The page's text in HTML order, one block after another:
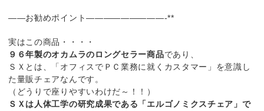
——お勧めポイント—————————-**
実はこの商品・・・・
９６年製のオカムラのロングセラー商品であり、
ＳＸとは、「オフィスでＰＣ業務に就くカスタマー」を意識し
た量販チェアなんです。
（どうりで座りやすいわけだ～！！）
ＳＸは人体工学の研究成果である「エルゴノミクスチェア」で